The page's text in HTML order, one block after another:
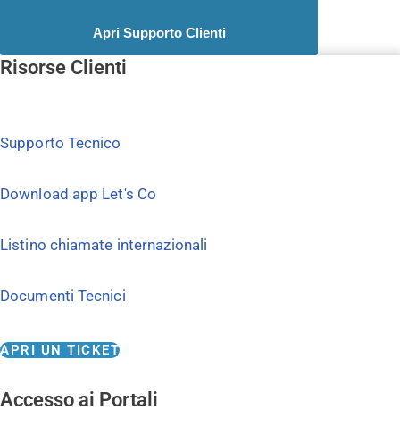
Apri Supporto Clienti
Risorse Clienti
Supporto Tecnico
Download app Let's Co
Listino chiamate internazionali
Documenti Tecnici
APRI UN TICKET
Accesso ai Portali